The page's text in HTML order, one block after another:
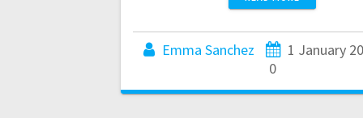
Emma Sanchez
1 January
0